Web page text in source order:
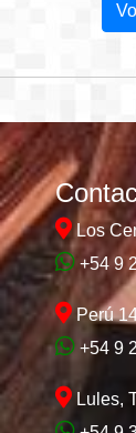
Los
+54 9
Perú
+54 9
Lules,